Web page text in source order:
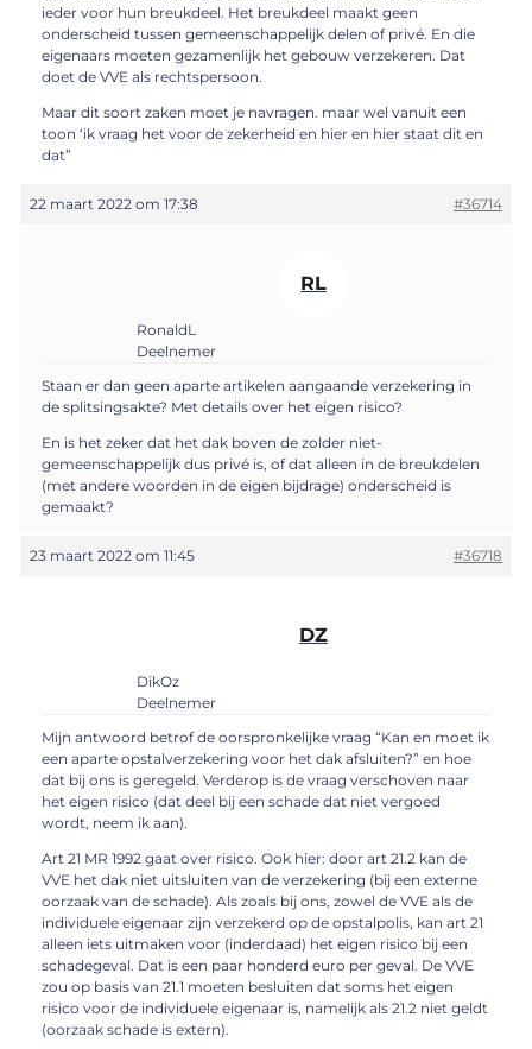
ieder voor hun breukdeel. Het breukdeel maakt geen
onderscheid tussen gemeenschappelijk delen of privé. En die
eigenaars moeten gezamenlijk het gebouw verzekeren. Dat
doet de VVE als rechtspersoon.
Maar dit soort zaken moet je navragen. maar wel vanuit een
toon ‘ik vraag het voor de zekerheid en hier en hier staat dit en
dat”
22 maart 2022 om 17:38 #36714
RL
RonaldL
Deelnemer
Staan er dan geen aparte artikelen aangaande verzekering in
de splitsingsakte? Met details over het eigen risico?
En is het zeker dat het dak boven de zolder niet-
gemeenschappelijk dus privé is, of dat alleen in de breukdelen
(met andere woorden in de eigen bijdrage) onderscheid is
gemaakt?
23 maart 2022 om 11:45 #36718
DZ
DikOz
Deelnemer
Mijn antwoord betrof de oorspronkelijke vraag “Kan en moet ik
een aparte opstalverzekering voor het dak afsluiten?” en hoe
dat bij ons is geregeld. Verderop is de vraag verschoven naar
het eigen risico (dat deel bij een schade dat niet vergoed
wordt, neem ik aan).
Art 21 MR 1992 gaat over risico. Ook hier: door art 21.2 kan de
VVE het dak niet uitsluiten van de verzekering (bij een externe
oorzaak van de schade). Als zoals bij ons, zowel de VVE als de
individuele eigenaar zijn verzekerd op de opstalpolis, kan art 21
alleen iets uitmaken voor (inderdaad) het eigen risico bij een
schadegeval. Dat is een paar honderd euro per geval. De VVE
zou op basis van 21.1 moeten besluiten dat soms het eigen
risico voor de individuele eigenaar is, namelijk als 21.2 niet geldt
(oorzaak schade is extern).